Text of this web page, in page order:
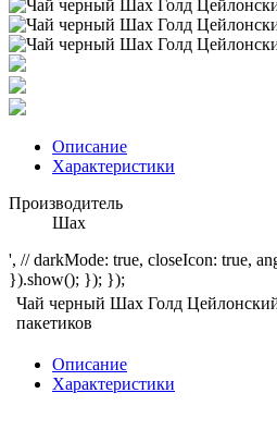
Описание
Характеристики
Производитель
Шах
', // darkMode: true, closeIcon: true,
}).show(); }); });
Чай черный Шах Голд
пакетиков
Описание
Характеристики